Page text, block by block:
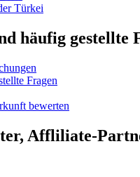
Türkei
häufig gestellte
Fragen
bewerten
Affliliate-